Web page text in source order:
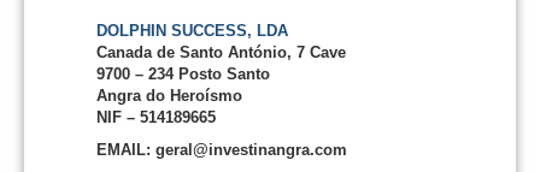
DOLPHIN SUCCESS, LDA
Canada de Santo António, 7 Cave
9700 – 234 Posto Santo
Angra do Heroísmo
NIF – 514189665
EMAIL: geral@investinangra.com